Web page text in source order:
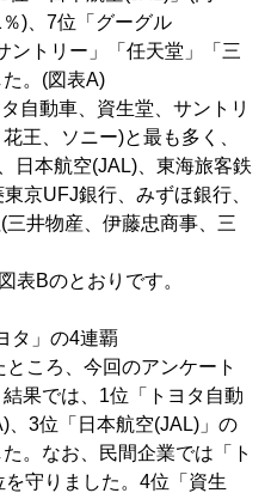
)、7位「グーグル
ントリー」「任天堂」「三
。(図表A)
自動車、資生堂、サントリ
王、ソニー)と最も多く、
日本航空(JAL)、東海旅客鉄
京UFJ銀行、みずほ銀行、
井物産、伊藤忠商事、三
表Bのとおりです。
タ」の4連覇
ころ、今回のアンケート
果では、1位「トヨタ自動
、3位「日本航空(JAL)」の
。なお、民間企業では「ト
守りました。4位「資生